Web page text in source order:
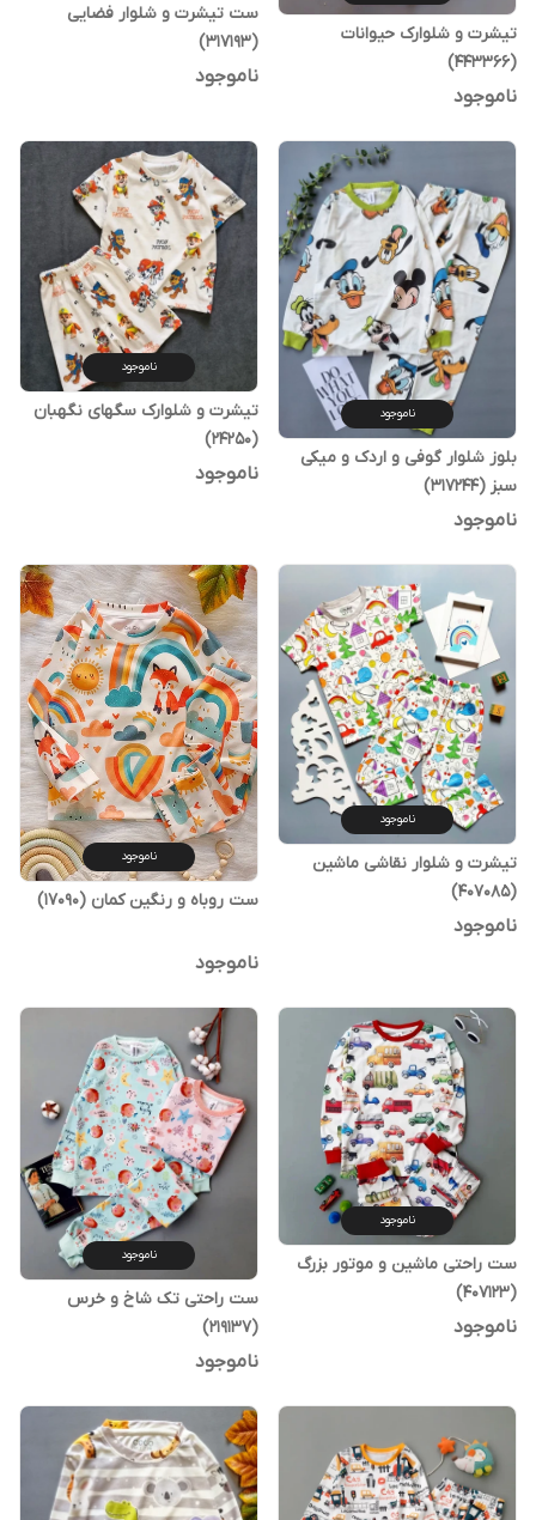
تیشرت و شلوارک حیوانات
(443366)
ناموجود
ست تیشرت و شلوار فضایی
(317193)
ناموجود
ناموجود
بلوز شلوار گوفی و اردک و میکی
سبز (317244)
ناموجود
ناموجود
تیشرت و شلوارک سگهای نگهبان
(24250)
ناموجود
ناموجود
تیشرت و شلوار نقاشی ماشین
(407085)
ناموجود
ناموجود
ست روباه و رنگین کمان (17090)
ناموجود
ناموجود
ست راحتی ماشین و موتور بزرگ
(407123)
ناموجود
ناموجود
ست راحتی تک شاخ و خرس
(219137)
ناموجود